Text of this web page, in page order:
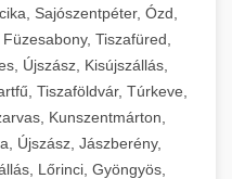
Sajószentpéter, Ózd,
Tiszafüred,
Újszász, Kisújszállás,
Tiszaföldvár, Túrkeve,
Kunszentmárton,
Újszász, Jászberény,
Lőrinci, Gyöngyös,